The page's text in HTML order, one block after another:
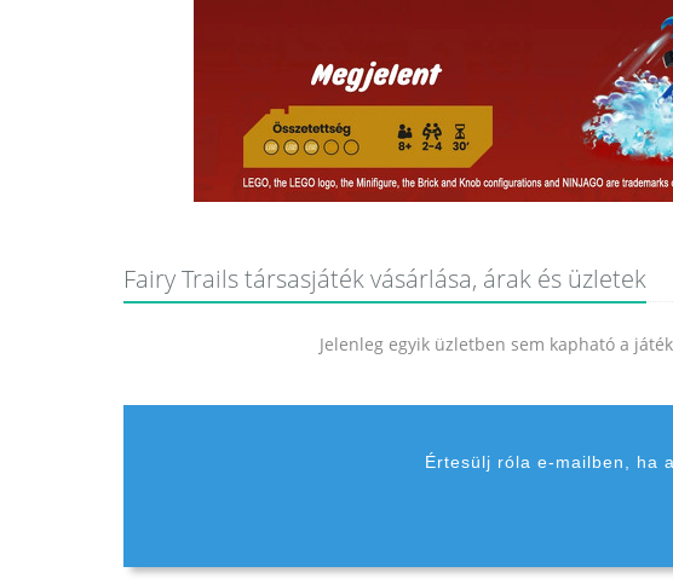
Fairy Trails társasjáték vásárlása, árak és üzletek
Jelenleg egyik üzletben sem kapható a
Értesülj róla e-mailben, ha